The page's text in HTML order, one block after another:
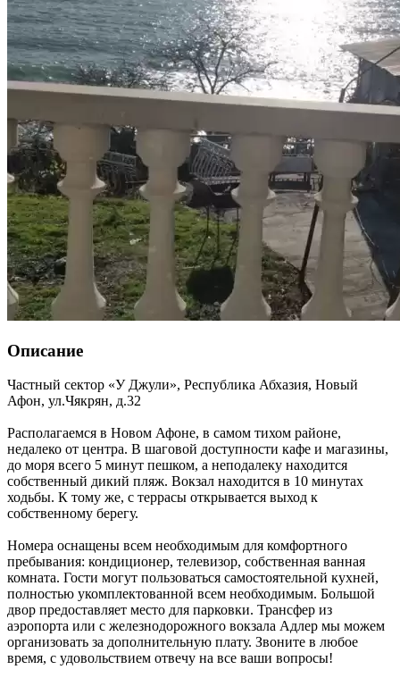
Описание
Частный сектор «У Джули», Республика Абхазия, Новый
Афон, ул.Чякрян, д.32
Располагаемся в Новом Афоне, в самом тихом районе,
недалеко от центра. В шаговой доступности кафе и магазины,
до моря всего 5 минут пешком, а неподалеку находится
собственный дикий пляж. Вокзал находится в 10 минутах
ходьбы. К тому же, с террасы открывается выход к
собственному берегу.
Номера оснащены всем необходимым для комфортного
пребывания: кондиционер, телевизор, собственная ванная
комната. Гости могут пользоваться самостоятельной кухней,
полностью укомплектованной всем необходимым. Большой
двор предоставляет место для парковки. Трансфер из
аэропорта или с железнодорожного вокзала Адлер мы можем
организовать за дополнительную плату. Звоните в любое
время, с удовольствием отвечу на все ваши вопросы!